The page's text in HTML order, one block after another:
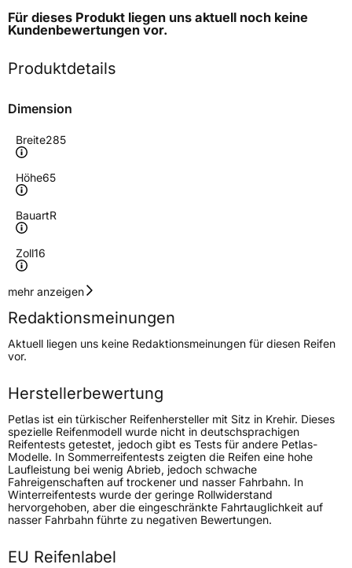
Für dieses Produkt liegen uns aktuell noch keine
Kundenbewertungen vor.
Produktdetails
Dimension
Breite285
Höhe65
BauartR
Zoll16
Geschwindigkeitsindex
Höchstgeschwindigkeit
140 km/h
Lastindex128
Höchstlast1800 kg
Generelle Merkmale
FahrzeugtypTransporter
VerwendungSommerreifen
ModellnameFull Power PT835
mehr anzeigen
Redaktionsmeinungen
Aktuell liegen uns keine Redaktionsmeinungen für diesen Reifen
vor.
Herstellerbewertung
Petlas ist ein türkischer Reifenhersteller mit Sitz in Krehir. Dieses
spezielle Reifenmodell wurde nicht in deutschsprachigen
Reifentests getestet, jedoch gibt es Tests für andere Petlas-
Modelle. In Sommerreifentests zeigten die Reifen eine hohe
Laufleistung bei wenig Abrieb, jedoch schwache
Fahreigenschaften auf trockener und nasser Fahrbahn. In
Winterreifentests wurde der geringe Rollwiderstand
hervorgehoben, aber die eingeschränkte Fahrtauglichkeit auf
nasser Fahrbahn führte zu negativen Bewertungen.
EU Reifenlabel